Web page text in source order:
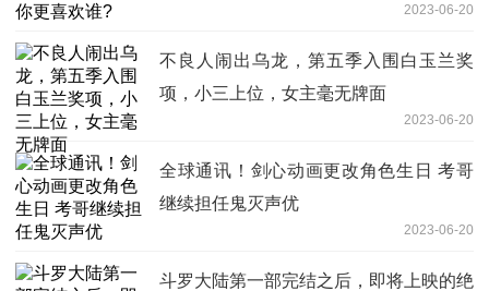
2023-06-20
不良人闹出乌龙，第五季入围白玉兰奖
项，小三上位，女主毫无牌面
2023-06-20
全球通讯！剑心动画更改角色生日 考哥
继续担任鬼灭声优
2023-06-20
斗罗大陆第一部完结之后，即将上映的绝